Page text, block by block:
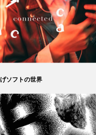
ソフトの世界